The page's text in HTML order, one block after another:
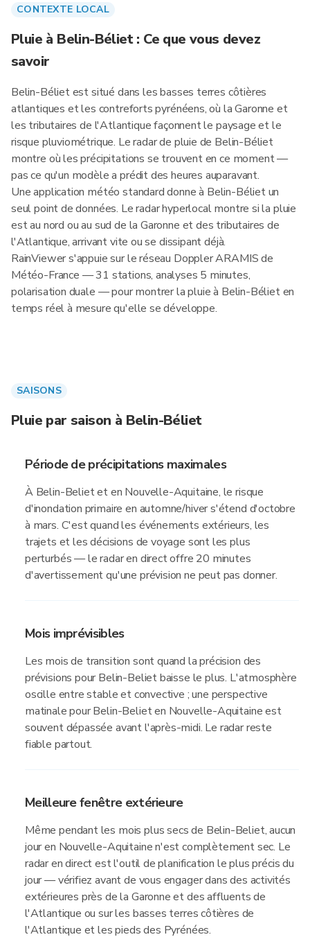
CONTEXTE LOCAL
Pluie à Belin-Béliet : Ce que vous devez
savoir
Belin-Béliet est situé dans les basses terres côtières
atlantiques et les contreforts pyrénéens, où la Garonne et
les tributaires de l'Atlantique façonnent le paysage et le
risque pluviométrique. Le radar de pluie de Belin-Béliet
montre où les précipitations se trouvent en ce moment —
pas ce qu'un modèle a prédit des heures auparavant.
Une application météo standard donne à Belin-Béliet un
seul point de données. Le radar hyperlocal montre si la pluie
est au nord ou au sud de la Garonne et des tributaires de
l'Atlantique, arrivant vite ou se dissipant déjà.
RainViewer s'appuie sur le réseau Doppler ARAMIS de
Météo-France — 31 stations, analyses 5 minutes,
polarisation duale — pour montrer la pluie à Belin-Béliet en
temps réel à mesure qu'elle se développe.
SAISONS
Pluie par saison à Belin-Béliet
Période de précipitations maximales
À Belin-Beliet et en Nouvelle-Aquitaine, le risque
d'inondation primaire en automne/hiver s'étend d'octobre
à mars. C'est quand les événements extérieurs, les
trajets et les décisions de voyage sont les plus
perturbés — le radar en direct offre 20 minutes
d'avertissement qu'une prévision ne peut pas donner.
Mois imprévisibles
Les mois de transition sont quand la précision des
prévisions pour Belin-Beliet baisse le plus. L'atmosphère
oscille entre stable et convective ; une perspective
matinale pour Belin-Beliet en Nouvelle-Aquitaine est
souvent dépassée avant l'après-midi. Le radar reste
fiable partout.
Meilleure fenêtre extérieure
Même pendant les mois plus secs de Belin-Beliet, aucun
jour en Nouvelle-Aquitaine n'est complètement sec. Le
radar en direct est l'outil de planification le plus précis du
jour — vérifiez avant de vous engager dans des activités
extérieures près de la Garonne et des affluents de
l'Atlantique ou sur les basses terres côtières de
l'Atlantique et les pieds des Pyrénées.